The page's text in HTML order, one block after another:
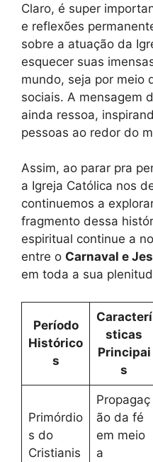
Claro, é super
e reflexões
sobre a atuação da
esquecer suas
mundo, seja por meio
sociais. A mensagem
ainda ressoa,
pessoas ao redor do
Assim, ao parar pra
a Igreja Católica nos
continuemos a
fragmento dessa
espiritual continue a
entre o Carnaval e
em toda a sua
Período
Histórico
s
Caracterí
sticas
Principai
s
Primórdio
s do
Cristianis
Propagaç
ão da fé
em meio
a